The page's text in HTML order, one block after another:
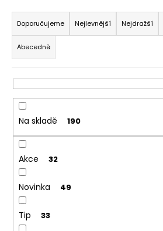
Ř
a
z
e
n
í
p
o
d
u
k
ů
Doporučujeme Nejlevnější Nejdražší
Abecedně
Na skladě 190
Akce 32
Novinka 49
Tip 33
?
HLEDAT
D
o
o
u